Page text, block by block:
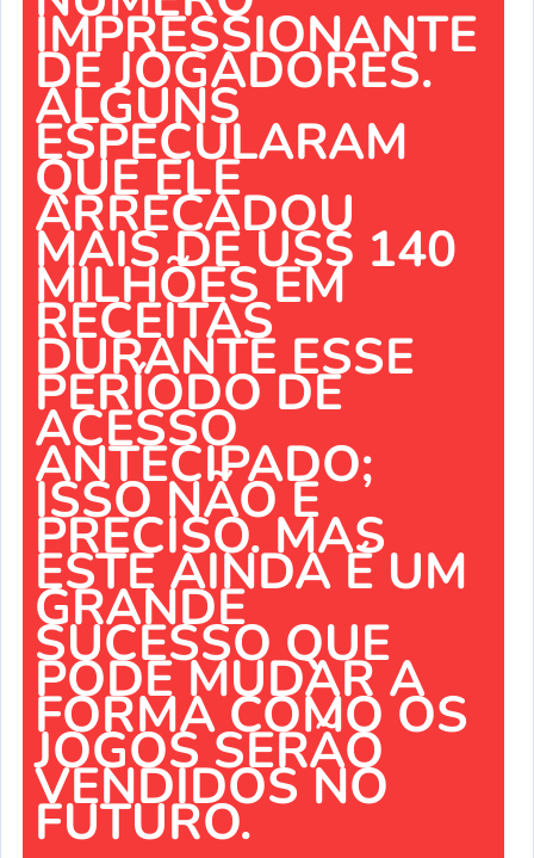
IMPRESSIONANTE
DE JOGADORES.
ALGUNS
ESPECULARAM
QUE ELE
ARRECADOU
MAIS DE US$ 140
MILHÕES EM
RECEITAS
DURANTE ESSE
PERÍODO DE
ACESSO
ANTECIPADO;
ISSO NÃO É
PRECISO. MAS
ESTE AINDA É UM
GRANDE
SUCESSO QUE
PODE MUDAR A
FORMA COMO OS
JOGOS SERÃO
VENDIDOS NO
FUTURO.